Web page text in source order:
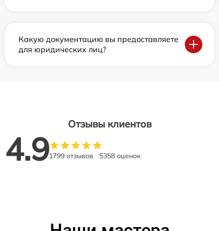
Какую документацию вы предоставляете
для юридических лиц?
Отзывы клиентов
4.91799 отзывов 5358 оценок